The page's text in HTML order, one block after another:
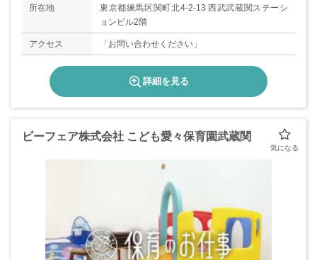
所在地
東京都練馬区関町北4-2-13 西武武蔵関ステーシ
ョンビル2階
アクセス 「お問い合わせください」
詳細を見る
ビーフェア株式会社 こども愛々保育園武蔵関